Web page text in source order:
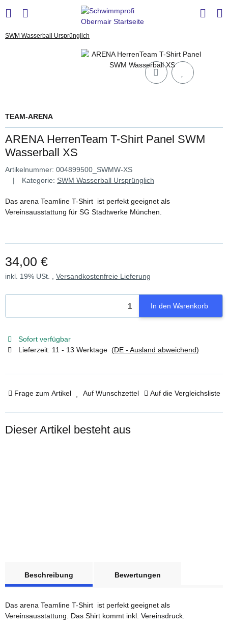
SWM Wasserball Ursprünglich
TEAM-ARENA
ARENA HerrenTeam T-Shirt Panel SWM
Wasserball XS
Artikelnummer: 004899500_SWMW-XS
Kategorie: SWM Wasserball Ursprünglich
Das arena Teamline T-Shirt ist perfekt geeignet als
Vereinsausstattung für SG Stadtwerke München.
34,00 €
inkl. 19% USt. , Versandkostenfreie Lieferung
In den Warenkorb
Sofort verfügbar
Lieferzeit: 11 - 13 Werktage (DE - Ausland abweichend)
Frage zum Artikel Auf Wunschzettel Auf die Vergleichsliste
Dieser Artikel besteht aus
Panel schwarz XS
Lieferzeit:11 - 13 Werktage
Beschreibung
Bewertungen
Das arena Teamline T-Shirt ist perfekt geeignet als
Vereinsausstattung. Das Shirt kommt inkl. Vereinsdruck.